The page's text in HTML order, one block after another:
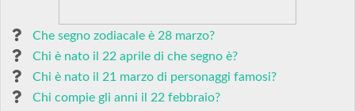
Che segno zodiacale è 28 marzo?
Chi è nato il 22 aprile di che segno è?
Chi è nato il 21 marzo di personaggi famosi?
Chi compie gli anni il 22 febbraio?